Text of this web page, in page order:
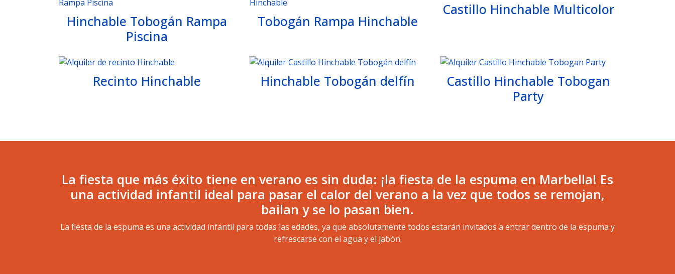
Hinchable Tobogán Rampa
Piscina
Tobogán Rampa Hinchable
Castillo Hinchable Multicolor
Recinto Hinchable Hinchable Tobogán delfín
Castillo Hinchable Tobogan
Party
La fiesta que más éxito tiene en verano es sin duda: ¡la fiesta de la espuma en Marbella! Es
una actividad infantil ideal para pasar el calor del verano a la vez que todos se remojan,
bailan y se lo pasan bien.
La fiesta de la espuma es una actividad infantil para todas las edades, ya que absolutamente todos estarán invitados a entrar dentro de la espuma y
refrescarse con el agua y el jabón.